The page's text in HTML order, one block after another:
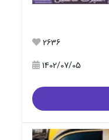
2636
1402/07/05